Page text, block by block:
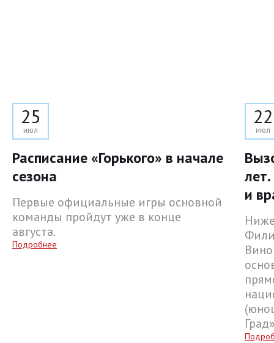
25
июл
Расписание «Горького» в начале
сезона
Первые официальные игры основной
команды пройдут уже в конце
августа.
Подробнее
22
июл
и